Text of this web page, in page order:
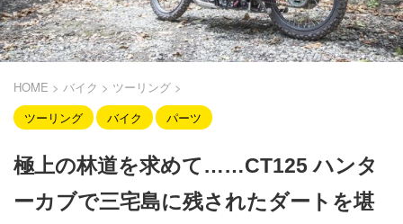
HOME > バイク > ツーリング >
ツーリング
バイク パーツ
極上の林道を求めて……CT125 ハンタ
ーカブで三宅島に残されたダートを堪